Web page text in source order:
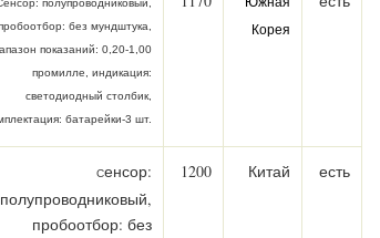
полупроводниковый,
без мундштука,
показаний: 0,20-1,00
промилле, индикация:
светодиодный столбик,
батарейки-3 шт.
Корея
Сенсор:
полупроводниковый,
пробоотбор: без
1200 Китай есть